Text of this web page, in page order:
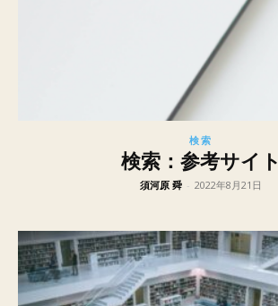
検索
検索：参考サイト
須河原 舜 - 2022年8月21日